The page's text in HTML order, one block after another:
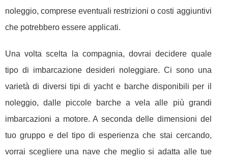
noleggio, comprese eventuali restrizioni o costi aggiuntivi
che potrebbero essere applicati.
Una volta scelta la compagnia, dovrai decidere quale
tipo di imbarcazione desideri noleggiare. Ci sono una
varietà di diversi tipi di yacht e barche disponibili per il
noleggio, dalle piccole barche a vela alle più grandi
imbarcazioni a motore. A seconda delle dimensioni del
tuo gruppo e del tipo di esperienza che stai cercando,
vorrai scegliere una nave che meglio si adatta alle tue